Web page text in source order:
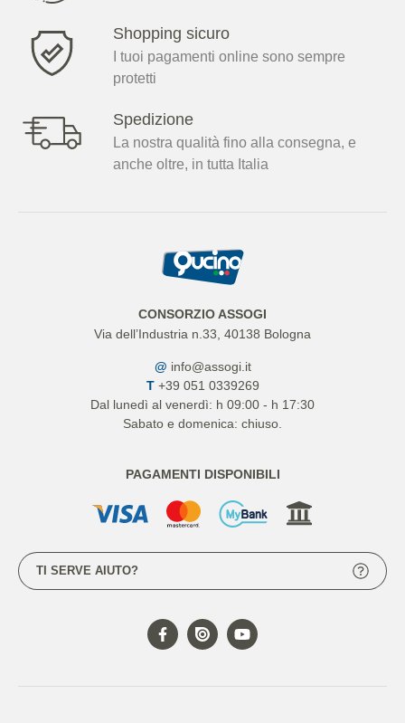
Shopping sicuro
I tuoi pagamenti online sono sempre
protetti
Spedizione
La nostra qualità fino alla consegna, e
anche oltre, in tutta Italia
CONSORZIO ASSOGI
Via dell’Industria n.33, 40138 Bologna
@ info@assogi.it
T +39 051 0339269
Dal lunedì al venerdì: h 09:00 - h 17:30
Sabato e domenica: chiuso.
PAGAMENTI DISPONIBILI
TI SERVE AIUTO?